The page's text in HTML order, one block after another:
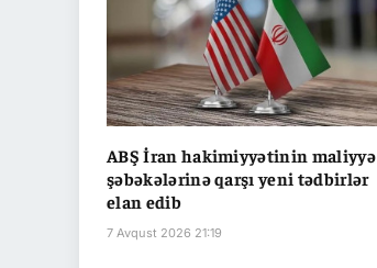
ABŞ İran hakimiyyətinin maliyyə
şəbəkələrinə qarşı yeni tədbirlər
elan edib
7 Avqust 2026 21:19